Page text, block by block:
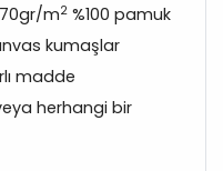
m2 %100 pamuk
kumaşlar
madde
herhangi bir